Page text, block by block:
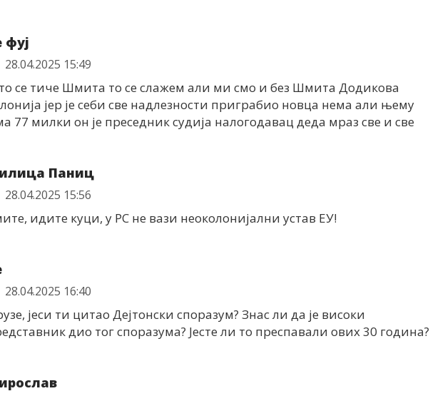
фуј
28.04.2025 15:49
се тиче Шмита то се слажем али ми смо и без Шмита Додикова
јер је себи све надлезности приграбио новца нема али њему
77 милки он је преседник судија налогодавац деда мраз све и све
Паниц
28.04.2025 15:56
идите куци, у РС не вази неоколонијални устав ЕУ!
28.04.2025 16:40
јеси ти цитао Дејтонски споразум? Знас ли да је високи
дио тог споразума? Јесте ли то преспавали ових 30 година?